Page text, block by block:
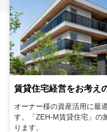
賃貸住宅経営をお考え
オーナー様の資産活用に最
す。
「ZEH-M賃貸住宅」
ります。